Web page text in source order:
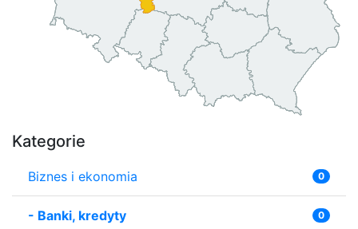
Kategorie
Biznes i ekonomia 0
- Banki, kredyty 0